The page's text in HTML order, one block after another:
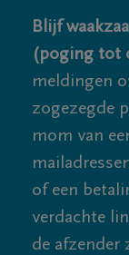
Blijf
(poging tot
meldingen
zogezegde
mom van
of een
verdachte
de afzender